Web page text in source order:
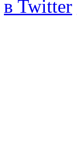
в Twitter